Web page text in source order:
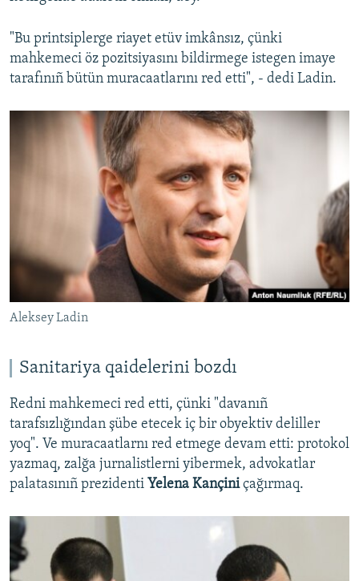
"Bu printsiplerge riayet etüv imkânsız, çünki
mahkemeci öz pozitsiyasını bildirmege istegen imaye
tarafınıñ bütün muracaatlarını red etti", - dedi Ladin.
Aleksey Ladin
Sanitariya qaidelerini bozdı
Redni mahkemeci red etti, çünki "davanıñ
tarafsızlığından şübe etecek iç bir obyektiv deliller
yoq". Ve muracaatlarnı red etmege devam etti: protokol
yazmaq, zalğa jurnalistlerni yibermek, advokatlar
palatasınıñ prezidenti Yelena Kançiniçağırmaq.